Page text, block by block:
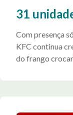
31
Com presença
KFC continua
do frango